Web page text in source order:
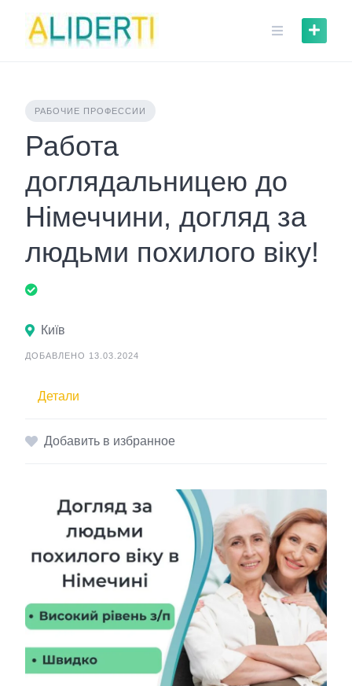
content
РАБОЧИЕ ПРОФЕССИИ
Работа
доглядальницею до
Німеччини, догляд за
людьми похилого віку!
Київ
ДОБАВЛЕНО 13.03.2024
Детали
Добавить в избранное